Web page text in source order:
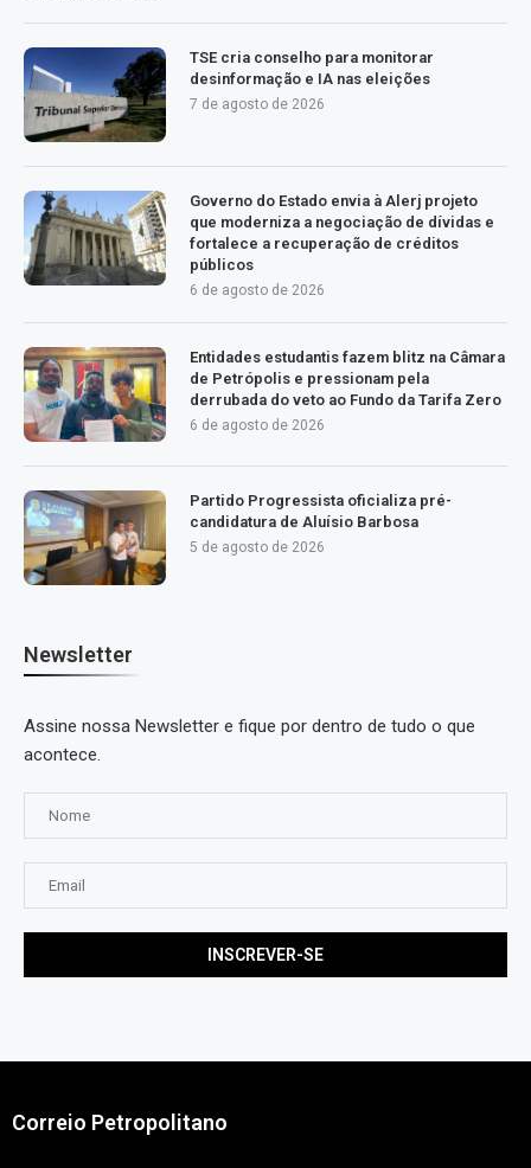
TSE cria conselho para monitorar
desinformação e IA nas eleições
7 de agosto de 2026
Governo do Estado envia à Alerj projeto
que moderniza a negociação de dívidas e
fortalece a recuperação de créditos
públicos
6 de agosto de 2026
Entidades estudantis fazem blitz na Câmara
de Petrópolis e pressionam pela
derrubada do veto ao Fundo da Tarifa Zero
6 de agosto de 2026
Partido Progressista oficializa pré-
candidatura de Aluísio Barbosa
5 de agosto de 2026
Newsletter
Assine nossa Newsletter e fique por dentro de tudo o que
acontece.
Correio Petropolitano